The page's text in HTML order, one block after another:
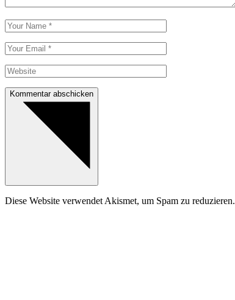
Kommentar abschicken
Diese Website verwendet Akismet, um Spam zu reduzieren.